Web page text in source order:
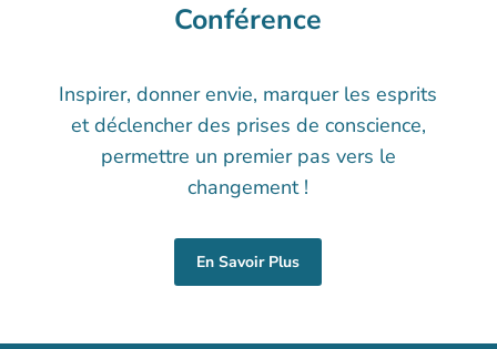
Conférence
Inspirer, donner envie, marquer les esprits
et déclencher des prises de conscience,
permettre un premier pas vers le
changement !
En Savoir Plus